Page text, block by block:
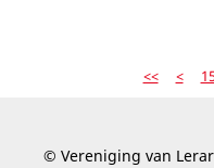
<<
<
© Vereniging van